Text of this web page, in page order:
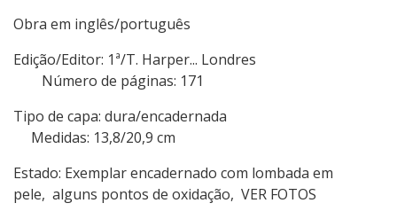
Obra em inglês/português
Edição/Editor: 1ª/T. Harper... Londres
Número de páginas: 171
Tipo de capa: dura/encadernada
Medidas: 13,8/20,9 cm
Estado: Exemplar encadernado com lombada em
pele, alguns pontos de oxidação, VER FOTOS